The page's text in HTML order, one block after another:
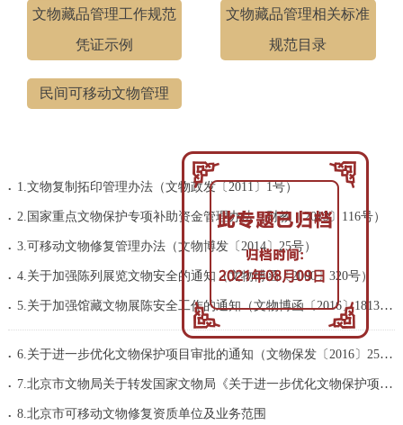
文物藏品管理工作规范
凭证示例
文物藏品管理相关标准
规范目录
民间可移动文物管理
. 1.文物复制拓印管理办法（文物政发〔2011〕1号）
. 2.国家重点文物保护专项补助资金管理办法（财教〔2013〕116号）
. 3.可移动文物修复管理办法（文物博发〔2014〕25号）
. 4.关于加强陈列展览文物安全的通知（文物博函〔2000〕320号）
. 5.关于加强馆藏文物展陈安全工作的通知（文物博函〔2016〕1813号）
. 6.关于进一步优化文物保护项目审批的通知（文物保发〔2016〕25号）
. 7.北京市文物局关于转发国家文物局《关于进一步优化文物保护项目审批的通知》的通...
. 8.北京市可移动文物修复资质单位及业务范围